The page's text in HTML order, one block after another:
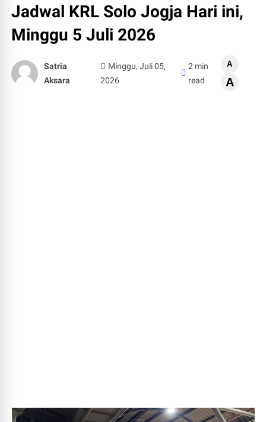
Jadwal KRL Solo Jogja Hari ini,
Minggu 5 Juli 2026
Satria
Aksara
Minggu, Juli 05,
2026
2 min
read
A
A